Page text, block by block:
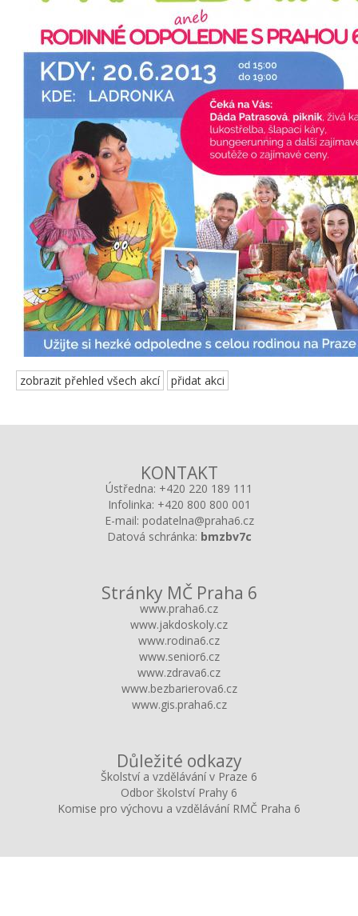
zobrazit přehled všech akcí přidat akci
KONTAKT
Ústředna: +420 220 189 111
Infolinka: +420 800 800 001
E-mail: podatelna@praha6.cz
Datová schránka: bmzbv7c
Stránky MČ Praha 6
www.praha6.cz
www.jakdoskoly.cz
www.rodina6.cz
www.senior6.cz
www.zdrava6.cz
www.bezbarierova6.cz
www.gis.praha6.cz
Důležité odkazy
Školství a vzdělávání v Praze 6
Odbor školství Prahy 6
Komise pro výchovu a vzdělávání RMČ Praha 6